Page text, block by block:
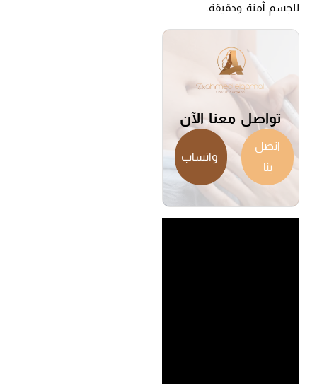
للجسم آمنة ودقيقة.
تواصل معنا الآن
اتصل
بنا
واتساب